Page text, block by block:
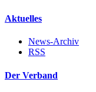
Aktuelles
News-Archiv
RSS
Der Verband